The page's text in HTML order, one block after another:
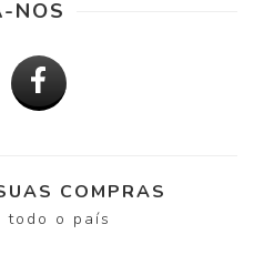
NOS
COMPRAS
todo o país